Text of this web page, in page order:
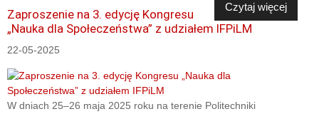
Czytaj więcej
Zaproszenie na 3. edycję Kongresu
„Nauka dla Społeczeństwa” z udziałem IFPiLM
22-05-2025
W dniach 25–26 maja 2025 roku na terenie Politechniki